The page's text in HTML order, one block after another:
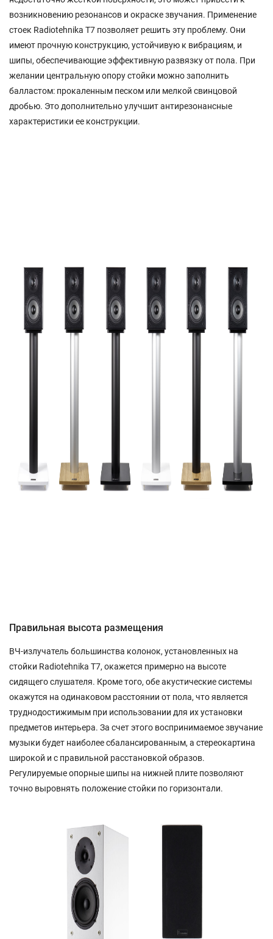
возникновению резонансов и окраске звучания. Применение
стоек Radiotehnika T7 позволяет решить эту проблему. Они
имеют прочную конструкцию, устойчивую к вибрациям, и
шипы, обеспечивающие эффективную развязку от пола. При
желании центральную опору стойки можно заполнить
балластом: прокаленным песком или мелкой свинцовой
дробью. Это дополнительно улучшит антирезонансные
характеристики ее конструкции.
Правильная высота размещения
ВЧ-излучатель большинства колонок, установленных на
стойки Radiotehnika T7, окажется примерно на высоте
сидящего слушателя. Кроме того, обе акустические системы
окажутся на одинаковом расстоянии от пола, что является
труднодостижимым при использовании для их установки
предметов интерьера. За счет этого воспринимаемое звучание
музыки будет наиболее сбалансированным, а стереокартина
широкой и с правильной расстановкой образов.
Регулируемые опорные шипы на нижней плите позволяют
точно выровнять положение стойки по горизонтали.